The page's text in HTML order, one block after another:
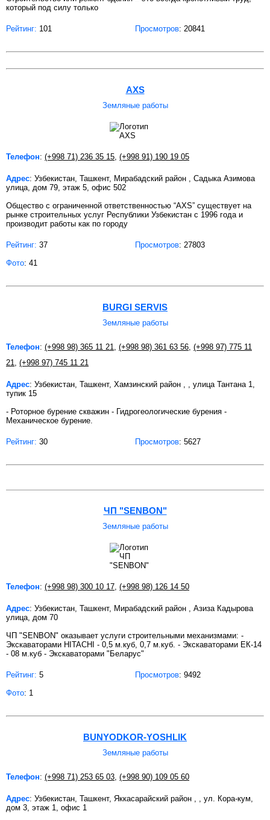
который под силу только
Рейтинг: 101 Просмотров: 20841
AXS
Земляные работы
Телефон: (+998 71) 236 35 15 (+998 91) 190 19 05
Адрес: Узбекистан, Ташкент, Мирабадский район , Садыка Азимова
улица, дом 79, этаж 5, офис 502
Общество с ограниченной ответственностью “АХS” существует на
рынке строительных услуг Республики Узбекистан с 1996 года и
производит работы как по городу
Рейтинг: 37 Просмотров: 27803
Фото: 41
BURGI SERVIS
Земляные работы
Телефон: (+998 98) 365 11 21 (+998 98) 361 63 56 (+998 97) 775 11
21
(+998 97) 745 11 21
Адрес: Узбекистан, Ташкент, Хамзинский район , , улица Тантана 1,
тупик 15
- Роторное бурение скважин - Гидрогеологические бурения -
Механическое бурение.
Рейтинг: 30 Просмотров: 5627
ЧП "SENBON"
Земляные работы
Телефон: (+998 98) 300 10 17 (+998 98) 126 14 50
Адрес: Узбекистан, Ташкент, Мирабадский район , Азиза Кадырова
улица, дом 70
ЧП "SENBON" оказывает услуги строительными механизмами: -
Экскаваторами HITACHI - 0,5 м.куб, 0,7 м.куб. - Экскаваторами ЕК-14
- 08 м.куб - Экскаваторами "Беларус"
Рейтинг: 5 Просмотров: 9492
Фото: 1
BUNYODKOR-YOSHLIK
Земляные работы
Телефон: (+998 71) 253 65 03 (+998 90) 109 05 60
Адрес: Узбекистан, Ташкент, Яккасарайский район , , ул. Кора-кум,
дом 3, этаж 1, офис 1